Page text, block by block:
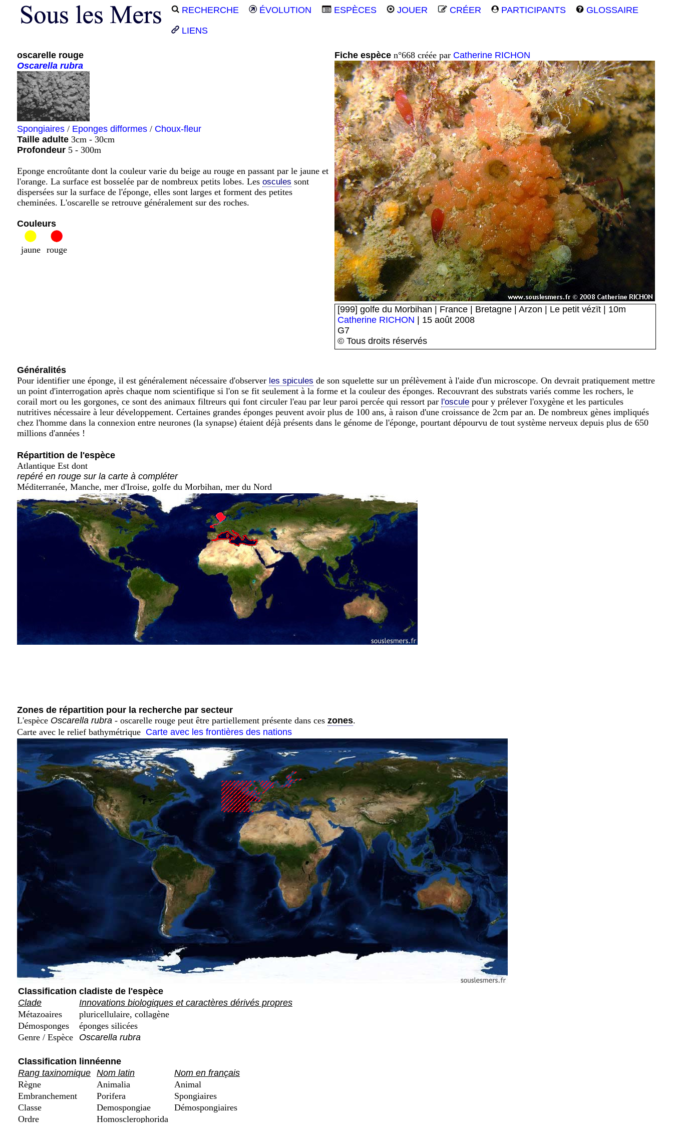
RECHERCHE ÉVOLUTION ESPÈCES JOUER CRÉER PARTICIPANTS GLOSSAIRE
LIENS
oscarelle rouge
Oscarella rubra
Spongiaires / Eponges difformes / Choux-fleur
Taille adulte 3cm - 30cm
Profondeur 5 - 300m
Eponge encroûtante dont la couleur varie du beige au rouge en passant par le jaune et
l'orange. La surface est bosselée par de nombreux petits lobes. Les oscules sont
dispersées sur la surface de l'éponge, elles sont larges et forment des petites
cheminées. L'oscarelle se retrouve généralement sur des roches.
Couleurs
jaune rouge
Fiche espèce n°668 créée par Catherine RICHON
[999] golfe du Morbihan | France | Bretagne | Arzon | Le petit vézït | 10m
Catherine RICHON | 15 août 2008
G7
© Tous droits réservés
Généralités
Pour identifier une éponge, il est généralement nécessaire d'observer les spicules de son squelette sur un prélèvement à l'aide d'un microscope. On devrait pratiquement mettre
un point d'interrogation après chaque nom scientifique si l'on se fit seulement à la forme et la couleur des éponges. Recouvrant des substrats variés comme les rochers, le
corail mort ou les gorgones, ce sont des animaux filtreurs qui font circuler l'eau par leur paroi percée qui ressort par l'oscule pour y prélever l'oxygène et les particules
nutritives nécessaire à leur développement. Certaines grandes éponges peuvent avoir plus de 100 ans, à raison d'une croissance de 2cm par an. De nombreux gènes impliqués
chez l'homme dans la connexion entre neurones (la synapse) étaient déjà présents dans le génome de l'éponge, pourtant dépourvu de tout système nerveux depuis plus de 650
millions d'années !
Répartition de l'espèce
Atlantique Est dont
repéré en rouge sur la carte à compléter
Méditerranée, Manche, mer d'Iroise, golfe du Morbihan, mer du Nord
Zones de répartition pour la recherche par secteur
L'espèce Oscarella rubra - oscarelle rouge peut être partiellement présente dans ces zones.
Carte avec le relief bathymétrique Carte avec les frontières des nations
Classification cladiste de l'espèce
Clade
Innovations biologiques et caractères dérivés propres
Métazoaires
pluricellulaire, collagène
Démosponges
éponges silicées
Genre / Espèce
Oscarella rubra
Classification linnéenne
Rang taxinomique Nom latin
Nom en français
Règne
Animalia
Animal
Embranchement
Porifera
Spongiaires
Classe
Demospongiae
Démospongiaires
Ordre
Homosclerophorida